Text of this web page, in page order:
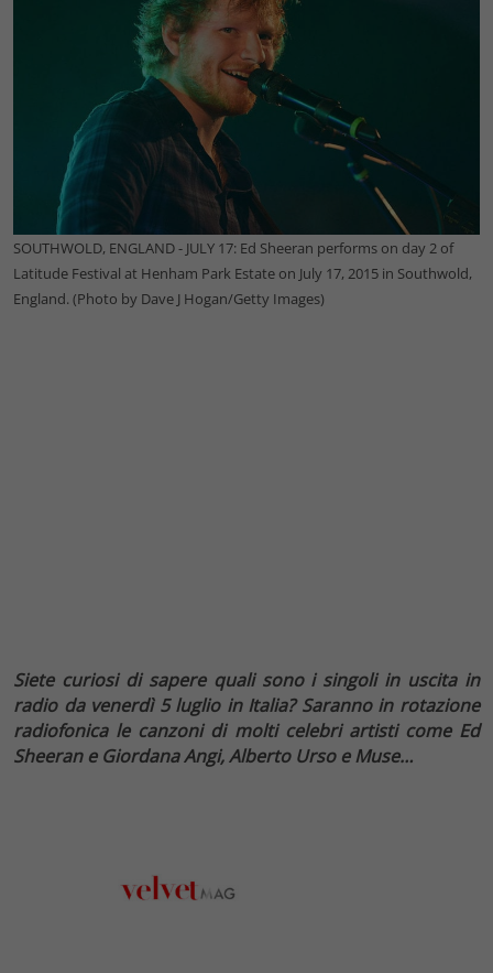
SOUTHWOLD, ENGLAND - JULY 17: Ed Sheeran performs on day 2 of
Latitude Festival at Henham Park Estate on July 17, 2015 in Southwold,
England. (Photo by Dave J Hogan/Getty Images)
Siete curiosi di sapere quali sono i singoli in uscita in
radio da venerdì 5 luglio in Italia? Saranno in rotazione
radiofonica le canzoni di molti celebri artisti come Ed
Sheeran e Giordana Angi, Alberto Urso e Muse…